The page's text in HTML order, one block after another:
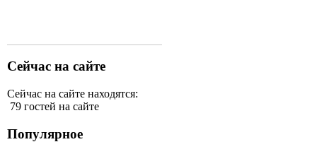
Сейчас на сайте
Сейчас на сайте находятся:
79 гостей на сайте
Популярное